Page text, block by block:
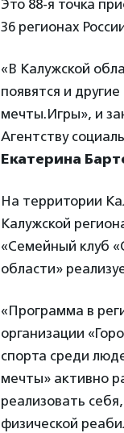
Это 88-я точка
36 регионах
«В Калужской
появятся и
мечты.Игры», и
Агентству
Екатерина
На территории
Калужской
«Семейный клуб
области»
«Программа в
организации
спорта среди
мечты» активно
реализовать
физической